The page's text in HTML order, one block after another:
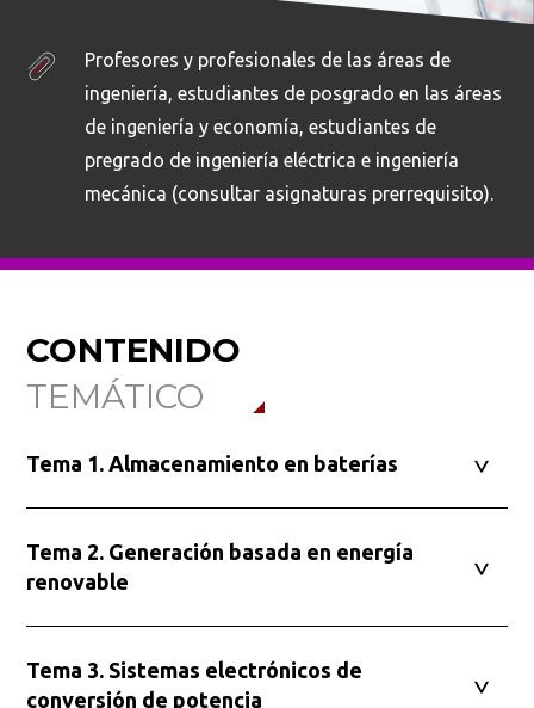
Profesores y profesionales de las áreas de
ingeniería, estudiantes de posgrado en las áreas
de ingeniería y economía, estudiantes de
pregrado de ingeniería eléctrica e ingeniería
mecánica (consultar asignaturas prerrequisito).
CONTENIDO
TEMÁTICO
Tema 1. Almacenamiento en baterías
Tema 2. Generación basada en energía
renovable
Tema 3. Sistemas electrónicos de
conversión de potencia
Ordenar por: *